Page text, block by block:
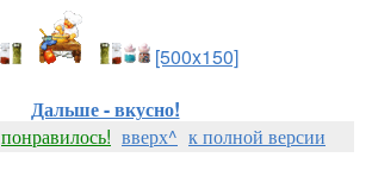
[500x150]
Дальше - вкусно!
понравилось! вверх^ к полной версии